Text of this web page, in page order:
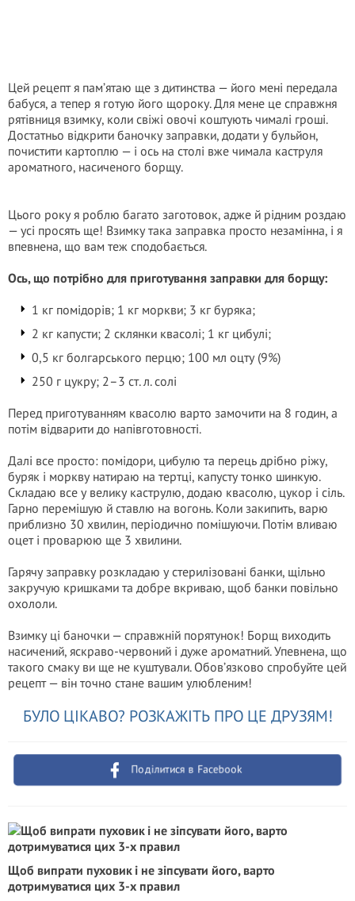
Цей рецепт я пам’ятаю ще з дитинства — його мені передала
бабуся, а тепер я готую його щороку. Для мене це справжня
рятівниця взимку, коли свіжі овочі коштують чималі гроші.
Достатньо відкрити баночку заправки, додати у бульйон,
почистити картоплю — і ось на столі вже чимала каструля
ароматного, насиченого борщу.
Цього року я роблю багато заготовок, адже й рідним роздаю
— усі просять ще! Взимку така заправка просто незамінна, і я
впевнена, що вам теж сподобається.
Ось, що потрібно для приготування заправки для борщу:
1 кг помідорів; 1 кг моркви; 3 кг буряка;
2 кг капусти; 2 склянки квасолі; 1 кг цибулі;
0,5 кг болгарського перцю; 100 мл оцту (9%)
250 г цукру; 2–3 ст. л. солі
Перед приготуванням квасолю варто замочити на 8 годин, а
потім відварити до напівготовності.
Далі все просто: помідори, цибулю та перець дрібно ріжу,
буряк і моркву натираю на тертці, капусту тонко шинкую.
Складаю все у велику каструлю, додаю квасолю, цукор і сіль.
Гарно перемішую й ставлю на вогонь. Коли закипить, варю
приблизно 30 хвилин, періодично помішуючи. Потім вливаю
оцет і проварюю ще 3 хвилини.
Гарячу заправку розкладаю у стерилізовані банки, щільно
закручую кришками та добре вкриваю, щоб банки повільно
охололи.
Взимку ці баночки — справжній порятунок! Борщ виходить
насичений, яскраво-червоний і дуже ароматний. Упевнена, що
такого смаку ви ще не куштували. Обов’язково спробуйте цей
рецепт — він точно стане вашим улюбленим!
БУЛО ЦІКАВО? РОЗКАЖІТЬ ПРО ЦЕ ДРУЗЯМ!
Поділитися в Facebook
Щоб випрати пуховик і не зіпсувати його, варто
дотримуватися цих 3-х правил